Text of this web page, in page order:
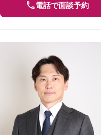
電話で面談予約